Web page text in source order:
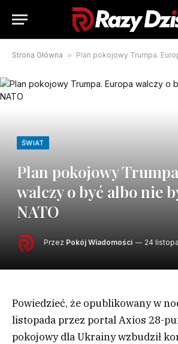
Strona Główna » Plan pokojowy Trumpa. Europa walczy
ŚWIAT
Plan pokojowy
walczy o być albo nie
NATO
Przez Pokój Wiadomości 24
Powiedzieć, że opublikowany w
listopada przez portal Axios 28-
pokojowy dla Ukrainy wzbudził